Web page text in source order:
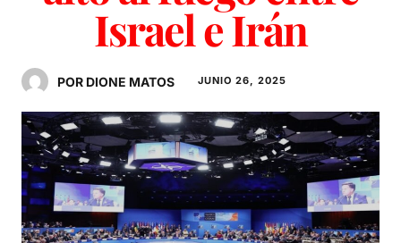
Israel e Irán
POR DIONE MATOS JUNIO 26, 2025